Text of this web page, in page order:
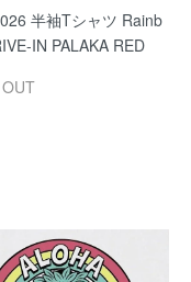
半袖Tシャツ Rainb
IN PALAKA RED